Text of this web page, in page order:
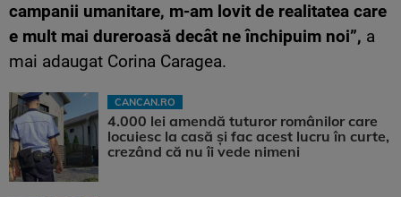
campanii umanitare, m-am lovit de realitatea care
e mult mai dureroasă decât ne închipuim noi”, a
mai adaugat Corina Caragea.
CANCAN.RO
4.000 lei amendă tuturor românilor care
locuiesc la casă și fac acest lucru în curte,
crezând că nu îi vede nimeni